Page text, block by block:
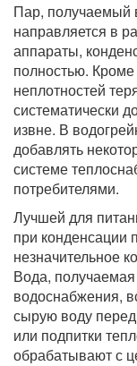
Пар, получаемый
направляется в
аппараты,
полностью.
неплотностей
систематически
извне. В
добавлять
системе
потребителями.
Лучшей для
при конденсации
незначительное
Вода,
водоснабжения,
сырую воду
или подпитки
обрабатывают с